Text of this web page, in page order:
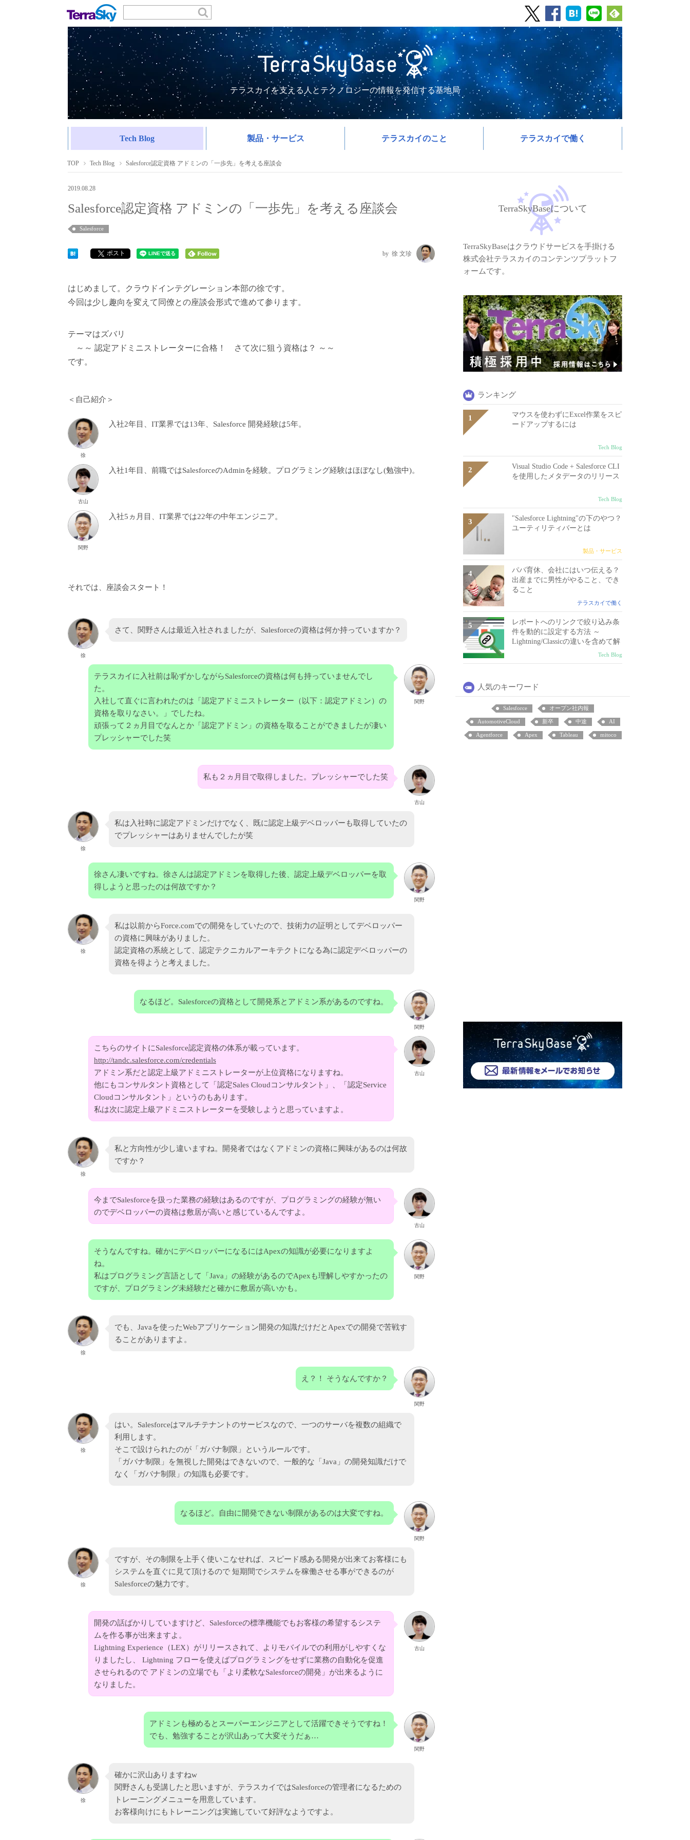
テラスカイを支える人とテクノロジーの情報を発信する基地局
Tech Blog 製品・サービス テラスカイのこと テラスカイで働く
TOP Tech Blog Salesforce認定資格 アドミンの「一歩先」を考える座談会
2019.08.28
Salesforce認定資格 アドミンの「一歩先」を考える座談会
Salesforce
ポスト 徐 文珍
はじめまして。クラウドインテグレーション本部の徐です。
今回は少し趣向を変えて同僚との座談会形式で進めて参ります。
テーマはズバリ
～～ 認定アドミニストレーターに合格！ さて次に狙う資格は？ ～～
です。
＜自己紹介＞
徐
入社2年目、IT業界では13年、Salesforce 開発経験は5年。
古山
入社1年目、前職ではSalesforceのAdminを経験。プログラミング経験はほぼなし(勉強中)。
関野
入社5ヵ月目、IT業界では22年の中年エンジニア。
それでは、座談会スタート！
徐
さて、関野さんは最近入社されましたが、Salesforceの資格は何か持っていますか？
関野
テラスカイに入社前は恥ずかしながらSalesforceの資格は何も持っていませんでし
た。
入社して直ぐに言われたのは「認定アドミニストレーター（以下：認定アドミン）の
資格を取りなさい。」でしたね。
頑張って２ヵ月目でなんとか「認定アドミン」の資格を取ることができましたが凄い
プレッシャーでした笑
古山
私も２ヵ月目で取得しました。プレッシャーでした笑
徐
私は入社時に認定アドミンだけでなく、既に認定上級デベロッパーも取得していたの
でプレッシャーはありませんでしたが笑
関野
徐さん凄いですね。徐さんは認定アドミンを取得した後、認定上級デベロッパーを取
得しようと思ったのは何故ですか？
徐
私は以前からForce.comでの開発をしていたので、技術力の証明としてデベロッパー
の資格に興味がありました。
認定資格の系統として、認定テクニカルアーキテクトになる為に認定デベロッパーの
資格を得ようと考えました。
関野
なるほど。Salesforceの資格として開発系とアドミン系があるのですね。
古山
こちらのサイトにSalesforce認定資格の体系が載っています。
http://tandc.salesforce.com/credentials
アドミン系だと認定上級アドミニストレーターが上位資格になりますね。
他にもコンサルタント資格として「認定Sales Cloudコンサルタント」、「認定Service
Cloudコンサルタント」というのもあります。
私は次に認定上級アドミニストレーターを受験しようと思っていますよ。
徐
私と方向性が少し違いますね。開発者ではなくアドミンの資格に興味があるのは何故
ですか？
古山
今までSalesforceを扱った業務の経験はあるのですが、プログラミングの経験が無い
のでデベロッパーの資格は敷居が高いと感じているんですよ。
関野
そうなんですね。確かにデベロッパーになるにはApexの知識が必要になりますよ
ね。
私はプログラミング言語として「Java」の経験があるのでApexも理解しやすかったの
ですが、プログラミング未経験だと確かに敷居が高いかも。
徐
でも、Javaを使ったWebアプリケーション開発の知識だけだとApexでの開発で苦戦す
ることがありますよ。
関野
え？！ そうなんですか？
徐
はい。Salesforceはマルチテナントのサービスなので、一つのサーバを複数の組織で
利用します。
そこで設けられたのが「ガバナ制限」というルールです。
「ガバナ制限」を無視した開発はできないので、一般的な「Java」の開発知識だけで
なく「ガバナ制限」の知識も必要です。
関野
なるほど。自由に開発できない制限があるのは大変ですね。
徐
ですが、その制限を上手く使いこなせれば、スピード感ある開発が出来てお客様にも
システムを直ぐに見て頂けるので 短期間でシステムを稼働させる事ができるのが
Salesforceの魅力です。
古山
開発の話ばかりしていますけど、Salesforceの標準機能でもお客様の希望するシステ
ムを作る事が出来ますよ。
Lightning Experience（LEX）がリリースされて、よりモバイルでの利用がしやすくな
りましたし、 Lightning フローを使えばプログラミングをせずに業務の自動化を促進
させられるので アドミンの立場でも「より柔軟なSalesforceの開発」が出来るように
なりました。
関野
アドミンも極めるとスーパーエンジニアとして活躍できそうですね！
でも、勉強することが沢山あって大変そうだぁ…
徐
確かに沢山ありますねw
関野さんも受講したと思いますが、テラスカイではSalesforceの管理者になるための
トレーニングメニューを用意しています。
お客様向けにもトレーニングは実施していて好評なようですよ。
TerraSkyBaseについて
TerraSkyBaseはクラウドサービスを手掛ける
株式会社テラスカイのコンテンツプラットフ
ォームです。
ランキング
マウスを使わずにExcel作業をスピ
ードアップするには
Tech Blog
Visual Studio Code + Salesforce CLI
を使用したメタデータのリリース
Tech Blog
"Salesforce Lightning"の下のやつ？
ユーティリティバーとは
製品・サービス
パパ育休、会社にはいつ伝える？
出産までに男性がやること、でき
ること
テラスカイで働く
レポートへのリンクで絞り込み条
件を動的に設定する方法 ～
Lightning/Classicの違いを含めて解
Tech Blog
人気のキーワード
Salesforce オープン社内報
AutomotiveCloud 新卒 中途 AI
Agentforce Apex Tableau mitoco